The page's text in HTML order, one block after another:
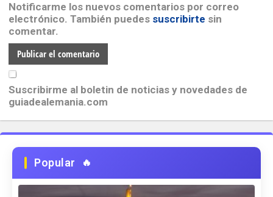
Notificarme los nuevos comentarios por correo
electrónico. También puedes suscribirte sin
comentar.
Suscribirme al boletin de noticias y novedades de
guiadealemania.com
Popular